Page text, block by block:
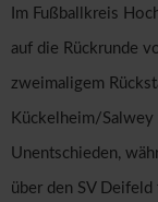
Im Fußballkreis
auf die Rückrunde
zweimaligem
Kückelheim/
Unentschieden,
über den SV